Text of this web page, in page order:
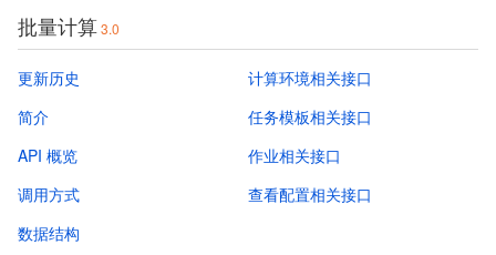
批量计算3.0
更新历史
简介
API 概览
调用方式
计算环境相关接口
任务模板相关接口
作业相关接口
查看配置相关接口
数据结构